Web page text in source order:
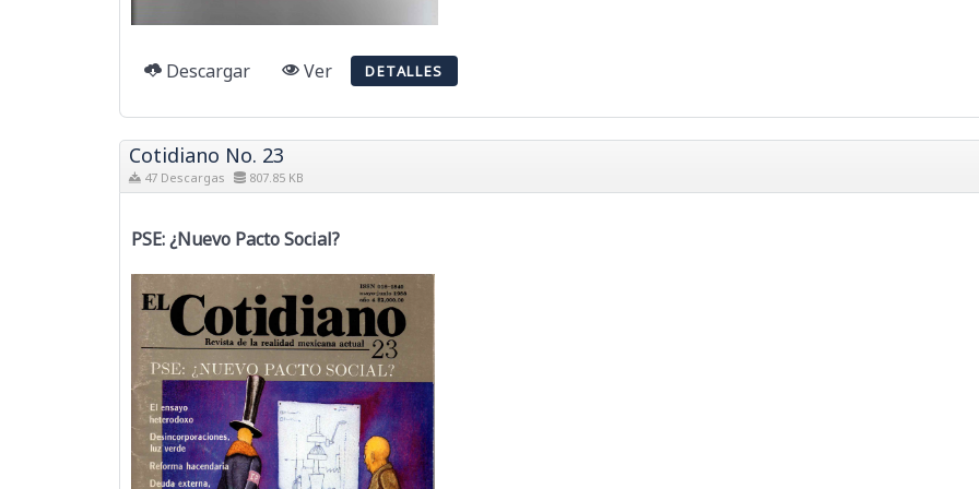
Descargar Ver DETALLES
Cotidiano No. 23
47 Descargas 807.85 KB
PSE: ¿Nuevo Pacto Social?